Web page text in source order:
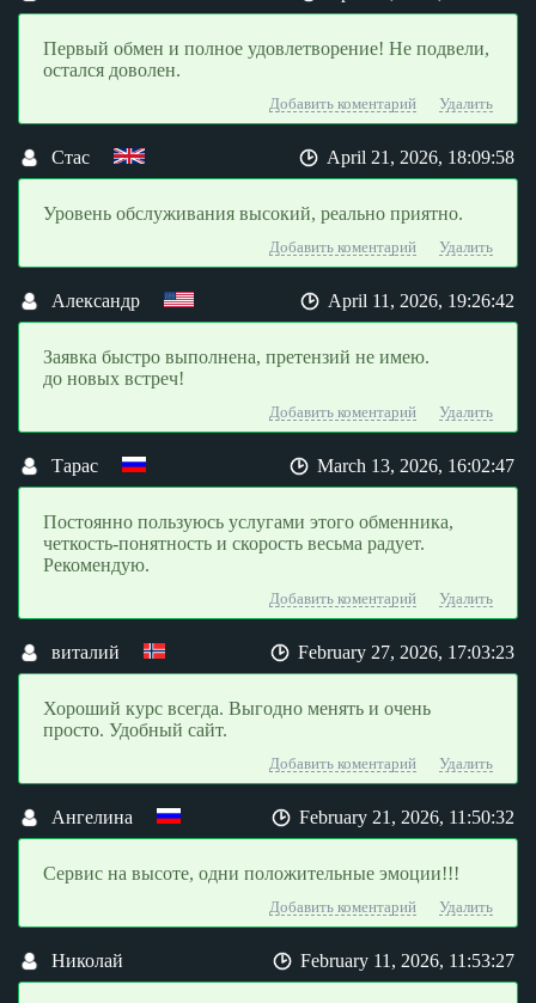
Первый обмен и полное удовлетворение! Не подвели,
остался доволен.
Добавить коментарий Удалить
Стас April 21, 2026, 18:09:58
Уровень обслуживания высокий, реально приятно.
Добавить коментарий Удалить
Александр April 11, 2026, 19:26:42
Заявка быстро выполнена, претензий не имею.
до новых встреч!
Добавить коментарий Удалить
Тарас March 13, 2026, 16:02:47
Постоянно пользуюсь услугами этого обменника,
четкость-понятность и скорость весьма радует.
Рекомендую.
Добавить коментарий Удалить
виталий February 27, 2026, 17:03:23
Хороший курс всегда. Выгодно менять и очень
просто. Удобный сайт.
Добавить коментарий Удалить
Ангелина February 21, 2026, 11:50:32
Сервис на высоте, одни положительные эмоции!!!
Добавить коментарий Удалить
Николай February 11, 2026, 11:53:27